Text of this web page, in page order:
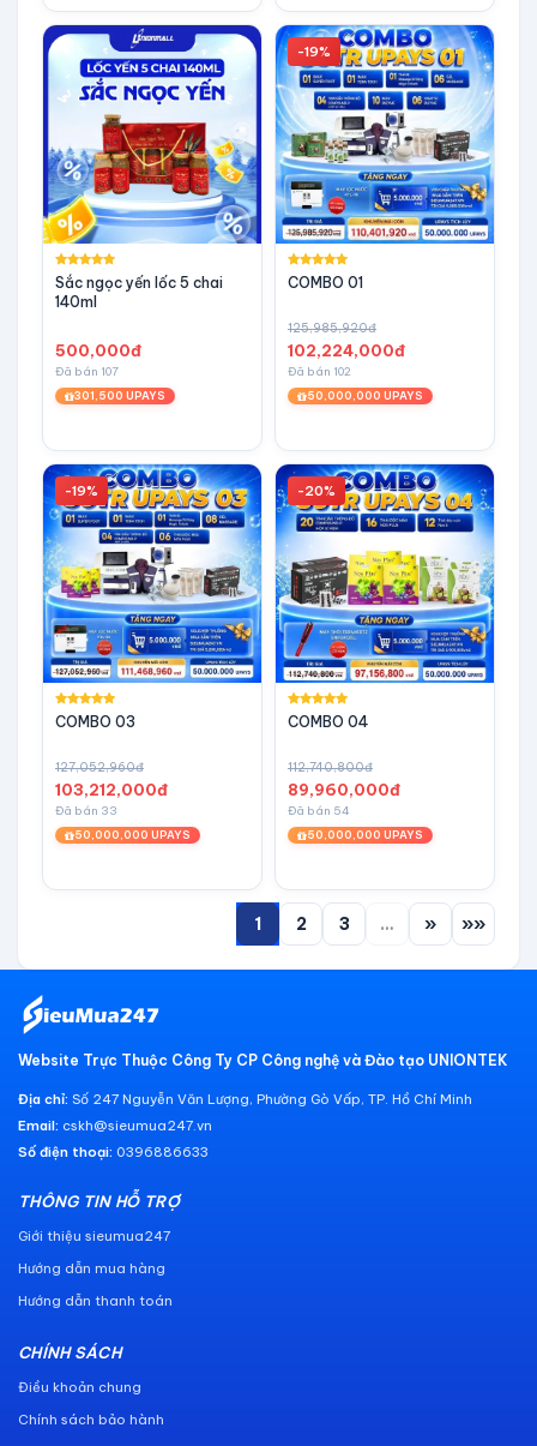
Sắc ngọc yến lốc 5 chai
140ml
500,000đ
Đã bán 107
301,500 UPAYS
-19%
COMBO 01
125,985,920đ
102,224,000đ
Đã bán 102
50,000,000 UPAYS
-19%
COMBO 03
127,052,960đ
103,212,000đ
Đã bán 33
50,000,000 UPAYS
-20%
COMBO 04
112,740,800đ
89,960,000đ
Đã bán 54
50,000,000 UPAYS
1 2 3 … » »»
Website Trực Thuộc Công Ty CP Công nghệ và Đào tạo UNIONTEK
Địa chỉ: Số 247 Nguyễn Văn Lượng, Phường Gò Vấp, TP. Hồ Chí Minh
Email: cskh@sieumua247.vn
Số điện thoại: 0396886633
THÔNG TIN HỖ TRỢ
Giới thiệu sieumua247
Hướng dẫn mua hàng
Hướng dẫn thanh toán
CHÍNH SÁCH
Điều khoản chung
Chính sách bảo hành